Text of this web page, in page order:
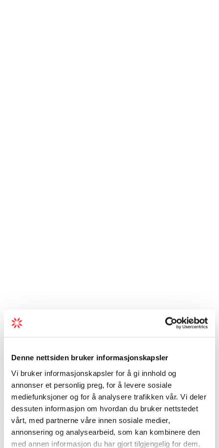
Denne nettsiden bruker informasjonskapsler
Vi bruker informasjonskapsler for å gi innhold og
annonser et personlig preg, for å levere sosiale
mediefunksjoner og for å analysere trafikken vår. Vi deler
dessuten informasjon om hvordan du bruker nettstedet
vårt, med partnerne våre innen sosiale medier,
annonsering og analysearbeid, som kan kombinere den
med annen informasjon du har gjort tilgjengelig for dem,